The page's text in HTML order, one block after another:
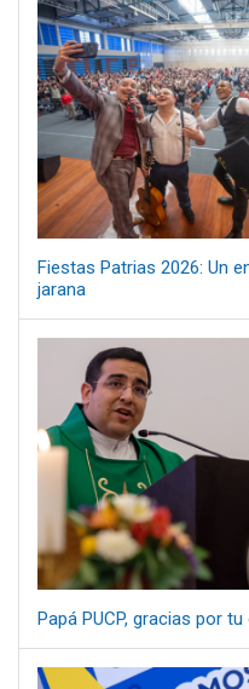
Fiestas Patrias 2026: Un
jarana
Papá PUCP, gracias por